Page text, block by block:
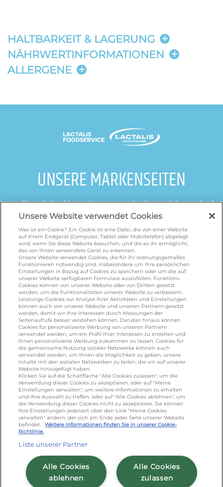
HALTBARKEIT & LAGERUNG
NÄHRWERTINFORMATIONEN
ALLERGENE
UNSERE MARKENSEITEN
galbani.de/leerdammer.de/president.de/
salakis.de/frankenland.com
omiramilch.de/minusl.de
KONTAKT
foodservice.info@de.lactalis.com
Lactalis Deutschland GmbH - Tel: +49 (0)751
887 366 /lactalis.de
Omira Bodenseemilch GmbH - Tel: +49
(0)751 887 366 /omira.de
Cookie Richtlinie/ Sitemap/Datenschutz
Impressum/AGB
Unsere Website verwendet Cookies
Was ist ein Cookie? Ein Cookie ist eine Datei, die von einer Website
auf Ihrem Endgerät (Computer, Tablet oder Mobiltelefon) abgelegt
wird, wenn Sie diese Website besuchen, und die es ihr ermöglicht,
das von Ihnen verwendete Gerät zu erkennen.
Unsere Website verwendet Cookies, die für ihr ordnungsgemäßes
Funktionieren notwendig sind, insbesondere um Ihre persönlichen
Einstellungen in Bezug auf Cookies zu speichern oder um die auf
unserer Website verfügbaren Formulare auszufüllen. Funktions-
Cookies können von unserer Website oder von Dritten gesetzt
werden, um die Funktionalitäten unserer Website zu verbessern.
Leistungs-Cookies zur Analyse Ihrer Aktivitäten und Einstellungen
können auch von unserer Website und unseren Partnern gesetzt
werden, damit wir Ihre Interessen durch Messungen der
Seitenaufrufe besser verstehen können. Darüber hinaus können
Cookies für personalisierte Werbung von unseren Partnern
verwendet werden, um ein Profil Ihrer Interessen zu erstellen und
Ihnen personalisierte Werbung zukommen zu lassen. Cookies für
die gemeinsame Nutzung sozialer Netzwerke können auch
verwendet werden, um Ihnen die Möglichkeit zu geben, unsere
Inhalte mit den sozialen Netzwerken zu teilen, die wir auf unserer
Website hinzugefügt haben.
Klicken Sie auf die Schaltfläche "Alle Cookies zulassen", um die
Verwendung dieser Cookies zu akzeptieren, oder auf "Meine
Einstellungen verwalten", um weitere Informationen zu erhalten
und Ihre Auswahl zu treffen, oder auf "Alle Cookies ablehnen", um
die Verwendung dieser Cookies nicht zu akzeptieren. Sie können
Ihre Einstellungen jederzeit über den Link "Meine Cookies
verwalten" ändern, der sich am Ende jeder Seite unserer Website
befindet.
Weitere Informationen finden Sie in unserer Cookie-
Richtlinie.
Liste unserer Partner
Alle Cookies
zulassen
Alle Cookies
ablehnen